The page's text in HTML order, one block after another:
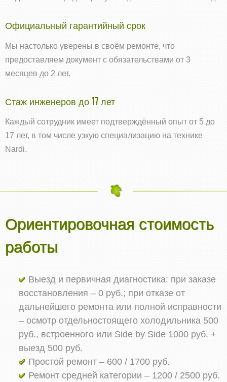
Официальный гарантийный срок
Мы настолько уверены в своём ремонте, что
предоставляем документ с обязательствами от 3
месяцев до 2 лет.
Стаж инженеров до 17 лет
Каждый сотрудник имеет подтверждённый опыт от 5 до
17 лет, в том числе узкую специализацию на технике
Nardi.
Ориентировочная стоимость
работы
Выезд и первичная диагностика: при заказе
восстановления – 0 руб.; при отказе от
дальнейшего ремонта или полной исправности
– осмотр отдельностоящего холодильника 500
руб., встроенного или Side by Side 1000 руб. +
выезд 500 руб.
Простой ремонт – 600 / 1700 руб.
Ремонт средней категории – 1200 / 2500 руб.